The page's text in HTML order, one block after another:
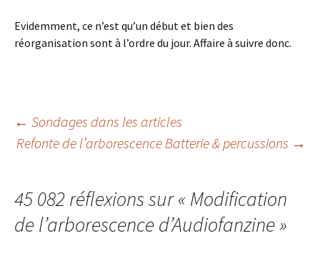
Evidemment, ce n’est qu’un début et bien des
réorganisation sont à l’ordre du jour. Affaire à suivre donc.
Navigation
articles
← Sondages dans les articles
Refonte de l’arborescence Batterie & percussions →
45 082 réflexions sur « Modification
de l’arborescence d’Audiofanzine»